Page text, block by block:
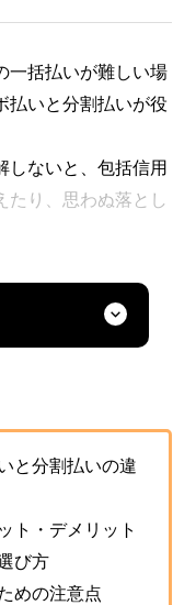
一括払いが難しい場
払いと分割払いが役
しないと、包括信用
たり、思わぬ落とし
いを徹底比較し、そ
しく解説します。さ
。
と分割払いの違
ト・デメリット
び方
めの注意点